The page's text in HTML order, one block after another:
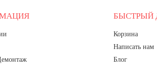
БЫСТРЫЙ
Корзина
Написать нам
Блог